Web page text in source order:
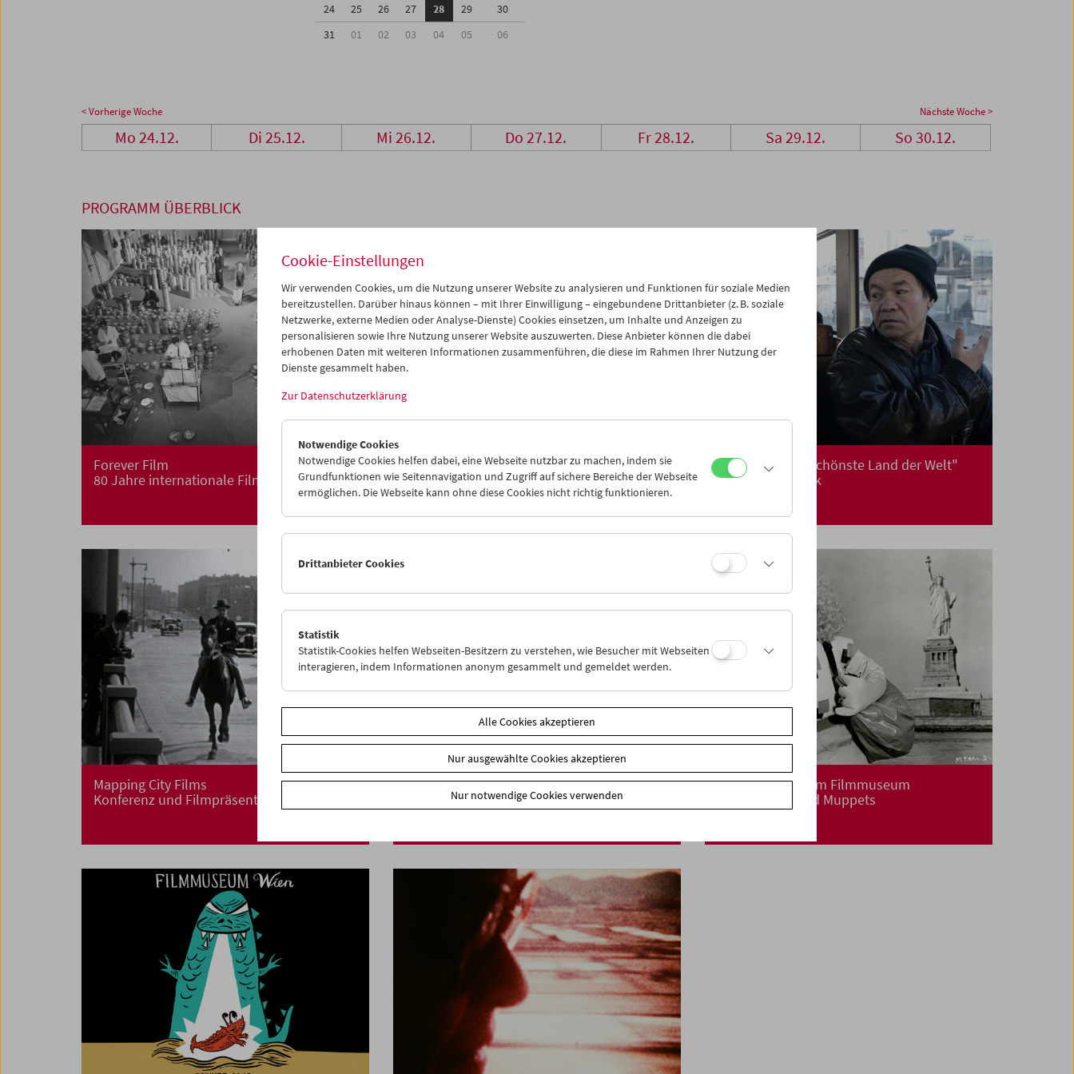
24
25 26 27 28 29
30
31
01 02 03 04 05 06
< Vorherige Woche Nächste Woche >
Mo 24.12. Di 25.12. Mi 26.12. Do 27.12. Fr 28.12. Sa 29.12. So 30.12.
PROGRAMM ÜBERBLICK
Forever Film
80 Jahre internationale Filmarchive
Films You Cannot See Elsewhere Amos-
Vogel-Atlas Kapitel 1
Premiere: "Das schönste Land der Welt"
von Želimir Žilnik
Mapping City Films
Konferenz und Filmpräsentation
In memoriam Heinrich Wille
Weihnachtszeit im Filmmuseum
Wizard, Marx und Muppets
Cookie-Einstellungen
Wir verwenden Cookies, um die Nutzung unserer Website zu analysieren und Funktionen für soziale Medien
bereitzustellen. Darüber hinaus können – mit Ihrer Einwilligung – eingebundene Drittanbieter (z. B. soziale
Netzwerke, externe Medien oder Analyse-Dienste) Cookies einsetzen, um Inhalte und Anzeigen zu
personalisieren sowie Ihre Nutzung unserer Website auszuwerten. Diese Anbieter können die dabei
erhobenen Daten mit weiteren Informationen zusammenführen, die diese im Rahmen Ihrer Nutzung der
Dienste gesammelt haben.
Zur Datenschutzerklärung
Notwendige Cookies
Notwendige Cookies helfen dabei, eine Webseite nutzbar zu machen, indem sie
Grundfunktionen wie Seitennavigation und Zugriff auf sichere Bereiche der Webseite
ermöglichen. Die Webseite kann ohne diese Cookies nicht richtig funktionieren.
Drittanbieter Cookies
Statistik
Statistik-Cookies helfen Webseiten-Besitzern zu verstehen, wie Besucher mit Webseiten
interagieren, indem Informationen anonym gesammelt und gemeldet werden.
Alle Cookies akzeptieren
Nur ausgewählte Cookies akzeptieren
Nur notwendige Cookies verwenden